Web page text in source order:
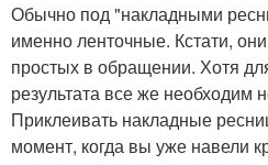
Обычно под "накладными
именно ленточные. Кстати,
простых в обращении. Хотя
результата все же необходим
Приклеивать накладные
момент, когда вы уже навели